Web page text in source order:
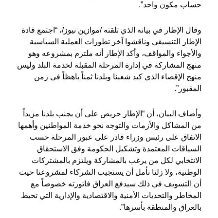
حساب مكون واحد”.
وقال الإطار في بيانه الذي تلقته /موازين نيوز/، “اجتمع قادة
الإطار التنسيقي وناقشوا آخر تطورات العملية السياسية
والأجواء والمواقف، وأكد الإطار أنه ملتزم بمشروعه وهو
منهج المشاركة في إدارة المرحلة المقبلة لخدمة البلد وليس
منهج الإقصاء الذي كبد شعبنا وبلدنا ثمناً باهظاً في زمن
المقبور”.
وأضاف البيان، أن “الإطار حريص على أن يجنب بلدنا مزيداً
من المشاكل والأزمات والتوجه نحو خدمة المواطنين وأهمها
الاتفاق على رئيس وزراء قادر على عبور المرحلة حسب
السياقات المعتمدة وتشكيل الحكومة وفق الاستحقاق
الانتخابي لكل من يرغب بالمشاركة ويلتزم بالمشتركات
الوطنية، ولا زلنا نأمل أن يستجيب الشركاء لمشروعنا حيث
أن التسويف في ذلك سيدفع العراق فاتورته خصوصاً مع
المخاطر والتحديات الأمنية والاقتصادية والإدارية التي تحيط
بالعراق والمنطقة بأسرها”.